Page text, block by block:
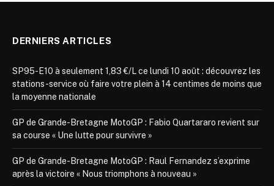
DERNIERS ARTICLES
SP95-E10 à seulement 1,83 €/L ce lundi 10 août : découvrez les
stations-service où faire votre plein à 14 centimes de moins que
la moyenne nationale
GP de Grande-Bretagne MotoGP : Fabio Quartararo revient sur
sa course « Une lutte pour survivre »
GP de Grande-Bretagne MotoGP : Raul Fernandez s’exprime
après la victoire « Nous triomphons à nouveau »